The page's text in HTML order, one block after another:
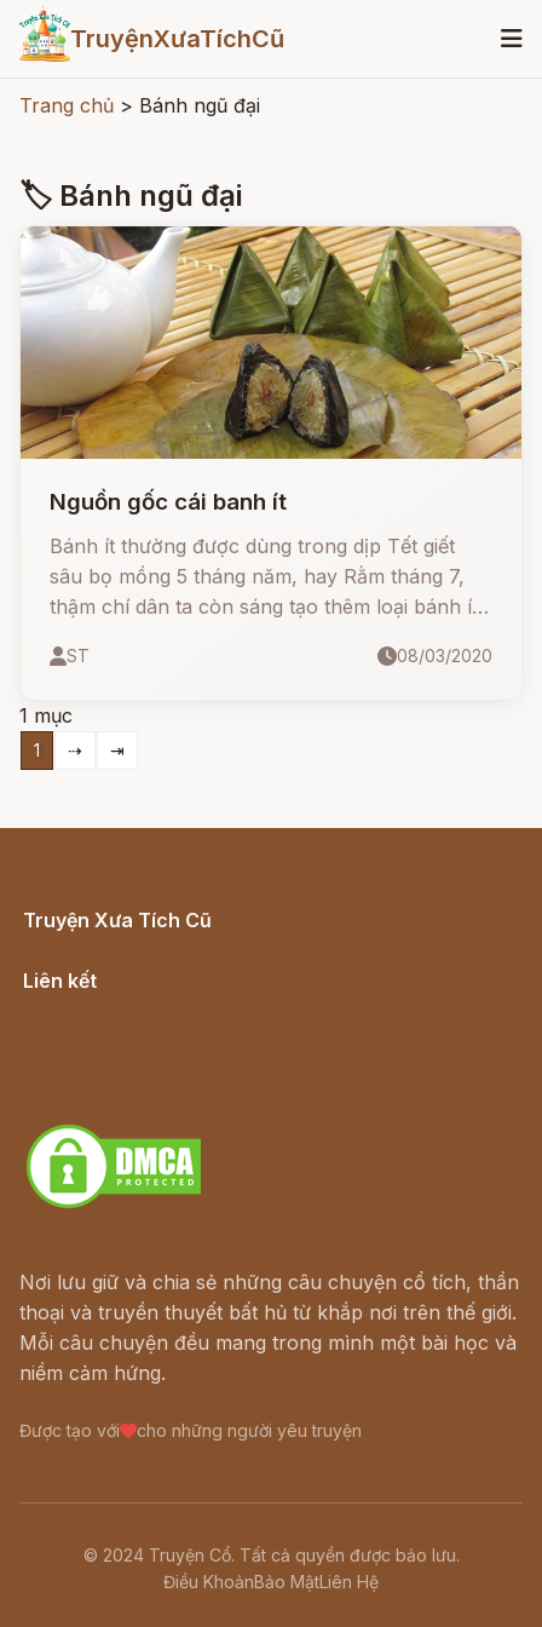
TruyệnXưaTíchCũ
Trang chủ > Bánh ngũ đại
🏷 Bánh ngũ đại
Nguồn gốc cái banh ít
Bánh ít thường được dùng trong dịp Tết giết
sâu bọ mồng 5 tháng năm, hay Rằm tháng 7,
thậm chí dân ta còn sáng tạo thêm loại bánh ít
ngũ đại) để cúng tổ tiên.
ST 08/03/2020
1 mục
1 ⇢ ⇥
Truyện Xưa Tích Cũ
Liên kết
Nơi lưu giữ và chia sẻ những câu chuyện cổ tích, thần
thoại và truyền thuyết bất hủ từ khắp nơi trên thế giới.
Mỗi câu chuyện đều mang trong mình một bài học và
niềm cảm hứng.
Được tạo với cho những người yêu truyện
© 2024 Truyện Cổ. Tất cả quyền được bảo lưu.
Điều KhoảnBảo MậtLiên Hệ